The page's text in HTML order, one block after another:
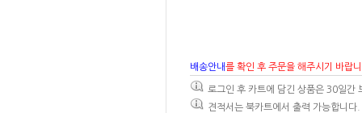
배송안내를 확인 후 주문을 해주시기 바랍
로그인 후 카트에 담긴 상품은 30일간
견적서는 북카트에서 출력 가능합니다.